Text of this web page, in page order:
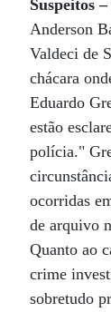
Suspeitos –
Anderson
Valdeci de
chácara
Eduardo
estão
polícia."
ocorridas
de arquivo
Quanto ao
crime
sobretudo